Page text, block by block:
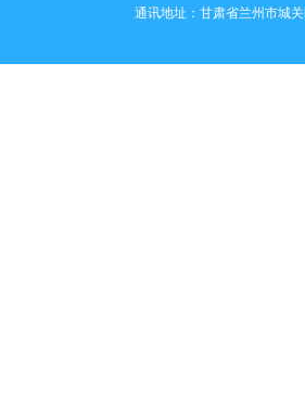
通讯地址：甘肃省兰州市城